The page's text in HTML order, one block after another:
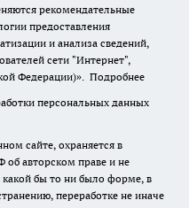
рекомендательные
предоставления
и анализа сведений,
сети "Интернет",
Федерации)». Подробнее
персональных данных
сайте, охраняется в
об авторском праве и не
бы то ни было форме, в
переработке не иначе